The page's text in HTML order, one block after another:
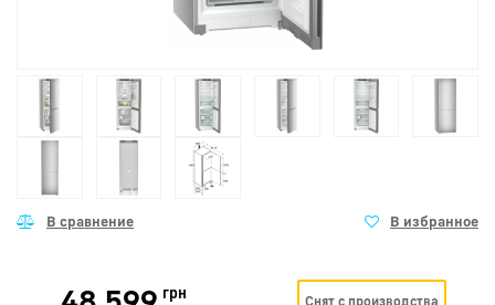
грн Снят с производства